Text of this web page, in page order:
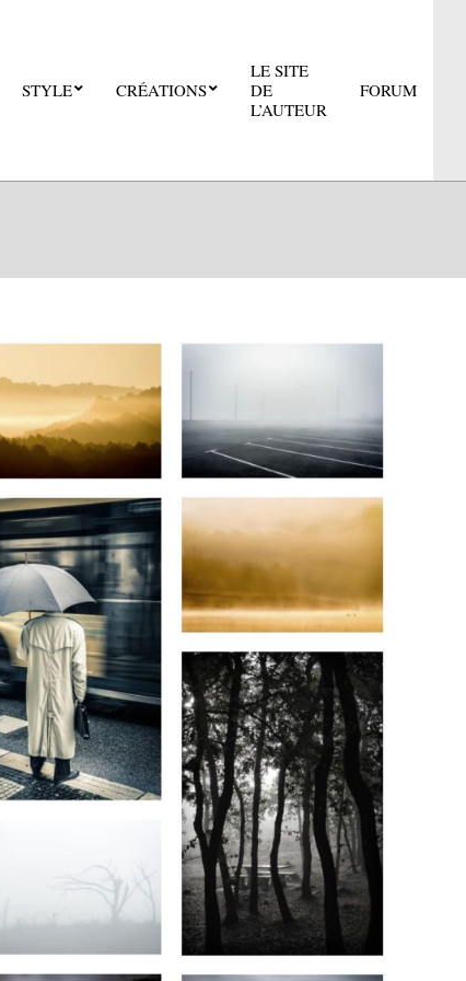
STYLE CRÉATIONS
LE SITE
DE
L’AUTEUR
FORUM